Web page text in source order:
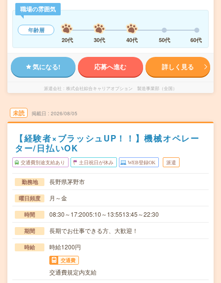
職場の雰囲気
年齢層
20代
30代 40代 50代 60代
気になる! 応募へ進む 詳しく見る
派遣会社 株式会社綜合キャリアオプション 製造事業部（全国）
未読 掲載日 2026/08/05
【経験者×ブラッシュUP！！】機械オペレー
ター/日払いOK
交通費別途支給あり 土日祝日が休み WEB登録OK 派遣
勤務地 長野県茅野市
曜日頻度 月～金
時間 08:30～17:2005:10～13:5513:45～22:30
期間 長期でお仕事できる方、大歓迎！
時給 時給1200円
交通費
交通費規定内支給